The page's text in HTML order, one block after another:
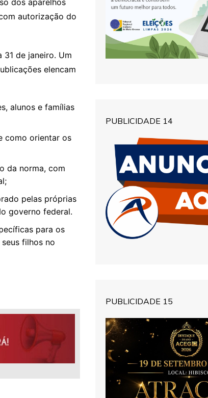
autorização do
de janeiro. Um
elencam
alunos e famílias
como orientar os
da norma, com
pelas próprias
governo federal​.
para os
filhos no
PUBLICIDADE 14
PUBLICIDADE 15